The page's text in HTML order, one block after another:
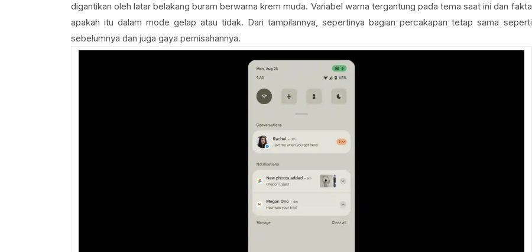
digantikan oleh latar belakang buram berwarna krem ​​muda. Variabel warna tergantung pada tema saat ini dan fakta
apakah itu dalam mode gelap atau tidak. Dari tampilannya, sepertinya bagian percakapan tetap sama seperti
sebelumnya dan juga gaya pemisahannya.